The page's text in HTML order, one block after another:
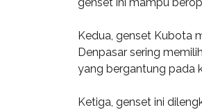
Kedua, genset Kubota
Denpasar sering
yang bergantung pada
Ketiga, genset ini